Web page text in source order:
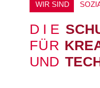
WIR SIND SOZ
DIE
FÜR
UND